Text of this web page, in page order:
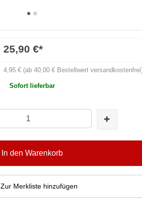
25,90 €*
4,95 € (ab 40,00 € Bestellwert
Sofort lieferbar
In den Warenkorb
Zur Merkliste hinzufügen